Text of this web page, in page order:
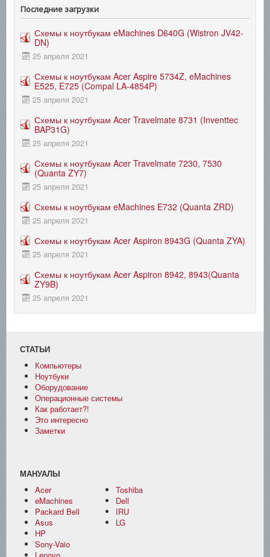
Последние загрузки
Схемы к ноутбукам eMachines D640G (Wistron JV42-
DN)
25 апреля 2021
Схемы к ноутбукам Acer Aspire 5734Z, eMachines
E525, E725 (Compal LA-4854P)
25 апреля 2021
Схемы к ноутбукам Acer Travelmate 8731 (Inventtec
BAP31G)
25 апреля 2021
Схемы к ноутбукам Acer Travelmate 7230, 7530
(Quanta ZY7)
25 апреля 2021
Схемы к ноутбукам eMachines E732 (Quanta ZRD)
25 апреля 2021
Схемы к ноутбукам Acer Aspiron 8943G (Quanta ZYA)
25 апреля 2021
Схемы к ноутбукам Acer Aspiron 8942, 8943(Quanta
ZY9B)
25 апреля 2021
СТАТЬИ
Компьютеры
Ноутбуки
Оборудование
Операционные системы
Как работает?!
Это интересно
Заметки
МАНУАЛЫ
Acer
eMachines
Packard Bell
Asus
HP
Sony-Vaio
Toshiba
Dell
IRU
LG